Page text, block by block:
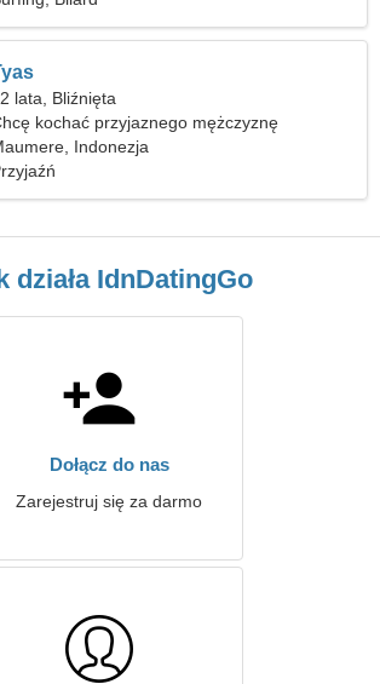
lata, Bliźnięta
kochać przyjaznego mężczyznę
Indonezja
działa IdnDatingGo
Dołącz do nas
Zarejestruj się za darmo